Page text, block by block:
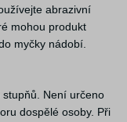
abrazivní
mohou produkt
myčky nádobí.
Není určeno
dospělé osoby. Při